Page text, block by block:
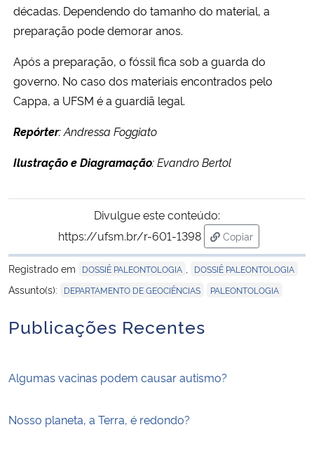
décadas. Dependendo do tamanho do material, a
preparação pode demorar anos.
Após a preparação, o fóssil fica sob a guarda do
governo. No caso dos materiais encontrados pelo
Cappa, a UFSM é a guardiã legal.
Repórter: Andressa Foggiato
Ilustração e Diagramação: Evandro Bertol
Divulgue este conteúdo:
https://ufsm.br/r-601-1398
Copiar
para área de
Registrado em
DOSSIÊ PALEONTOLOGIA DOSSIÊ PALEONTOLOGIA
Assunto(s): DEPARTAMENTO DE GEOCIÊNCIAS PALEONTOLOGIA
Publicações Recentes
Algumas vacinas podem causar autismo?
Nosso planeta, a Terra, é redondo?